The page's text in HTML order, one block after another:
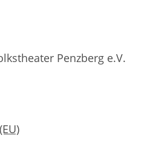
Penzberg e.V.